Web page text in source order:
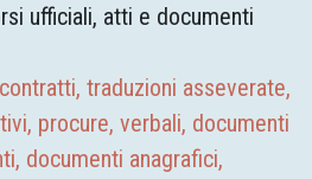
ufficiali, atti e documenti
traduzioni asseverate,
procure, verbali, documenti
documenti anagrafici,